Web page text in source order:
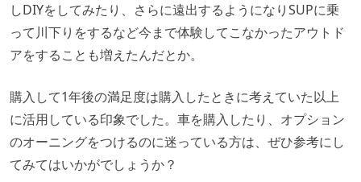
しDIYをしてみたり、さらに遠出するようになりSUPに乗
って川下りをするなど今まで体験してこなかったアウトド
アをすることも増えたんだとか。
購入して1年後の満足度は購入したときに考えていた以上
に活用している印象でした。車を購入したり、オプション
のオーニングをつけるのに迷っている方は、ぜひ参考にし
てみてはいかがでしょうか？